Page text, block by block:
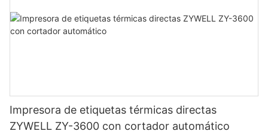
Impresora de etiquetas térmicas directas
ZYWELL ZY-3600 con cortador automático